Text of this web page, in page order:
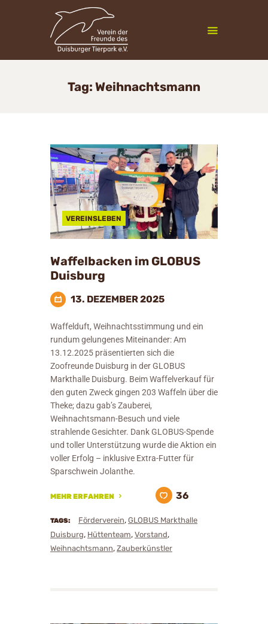
Tag: Weihnachtsmann
Zoofreunde Duisburg
InfoCenter
Newsletter
Kontakt
VEREINSLEBEN
Waffelbacken im GLOBUS
Duisburg
13. DEZEMBER 2025
Waffelduft, Weihnachtsstimmung und ein
rundum gelungenes Miteinander: Am
13.12.2025 präsentierten sich die
Zoofreunde Duisburg in der GLOBUS
Markthalle Duisburg. Beim Waffelverkauf für
den guten Zweck gingen 203 Waffeln über die
Theke; dazu gab’s Zauberei,
Weihnachtsmann-Besuch und viele
strahlende Gesichter. Dank GLOBUS-Spende
und toller Unterstützung wurde die Aktion ein
voller Erfolg – inklusive Extra-Futter für
Sparschwein Jolanthe.
MEHR ERFAHREN 36
TAGS: Förderverein, GLOBUS Markthalle
Duisburg, Hüttenteam, Vorstand,
Weihnachtsmann, Zauberkünstler